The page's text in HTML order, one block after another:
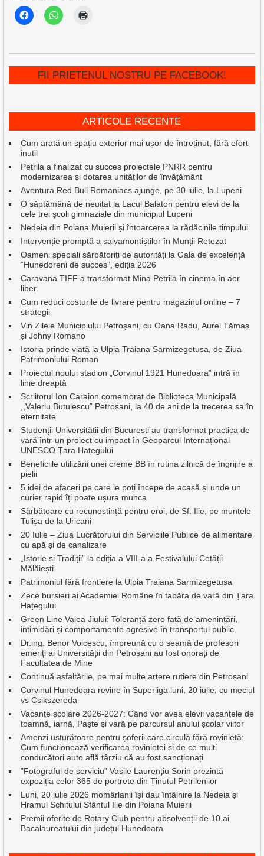
FII PRIETENUL NOSTRU PE FACEBOOK!
ARTICOLE RECENTE
Cum arată un spațiu exterior mai ușor de întreținut, fără efort
inutil
Petrila a finalizat cu succes proiectele PNRR pentru
modernizarea și dotarea unităților de învățământ
Aventura Red Bull Romaniacs ajunge, pe 30 iulie, la Lupeni
O săptămână de neuitat la Lacul Balaton pentru elevi de la
cele trei școli gimnaziale din municipiul Lupeni
Nedeia din Poiana Muierii și întoarcerea la rădăcinile timpului
Intervenție promptă a salvamontiștilor în Munții Retezat
Oameni speciali sărbătoriți de autorități la Gala de excelenţă
”Hunedoreni de succes”, ediția 2026
Caravana TIFF a transformat Mina Petrila în cinema în aer
liber.
Cum reduci costurile de livrare pentru magazinul online – 7
strategii
Vin Zilele Municipiului Petroșani, cu Oana Radu, Aurel Tămaș
și Johny Romano
Istoria prinde viață la Ulpia Traiana Sarmizegetusa, de Ziua
Patrimoniului Roman
Proiectul noului stadion „Corvinul 1921 Hunedoara” intră în
linie dreaptă
Scriitorul Ion Caraion comemorat de Biblioteca Municipală
,,Valeriu Butulescu” Petroșani, la 40 de ani de la trecerea sa în
eternitate
Studenții Universității din București au transformat practica de
vară într-un proiect cu impact în Geoparcul Internațional
UNESCO Țara Hațegului
Beneficiile utilizării unei creme BB în rutina zilnică de îngrijire a
pielii
5 idei de afaceri pe care le poți începe de acasă și unde un
curier rapid îți poate ușura munca
Sărbătoare cu recunoștință pentru eroi, de Sf. Ilie, pe muntele
Tulișa de la Uricani
20 Iulie – Ziua Lucrătorului din Serviciile Publice de alimentare
cu apă și de canalizare
„Istorie și Tradiții” la ediția a VIII-a a Festivalului Cetății
Mălăiești
Patrimoniul fără frontiere la Ulpia Traiana Sarmizegetusa
Zece bursieri ai Academiei Române în tabăra de vară din Țara
Hațegului
Green Line Valea Jiului: Toleranță zero față de amenințări,
intimidări și comportamente agresive în transportul public
Dr.ing. Benor Voicescu, împreună cu o seamă de profesori
emeriți ai Universității din Petroșani au fost onorați de
Facultatea de Mine
Continuă asfaltările, pe mai multe artere rutiere din Petroșani
Corvinul Hunedoara revine în Superliga luni, 20 iulie, cu meciul
vs Csikszereda
Vacanțe școlare 2026-2027: Când vor avea elevii vacanțele de
toamnă, iarnă, Paște și vară pe parcursul anului școlar viitor
Amenzi usturătoare pentru șoferii care circulă fără rovinietă:
Cum funcționează verificarea rovinietei și de ce mulți
conducători auto află târziu că au fost sancționați
”Fotograful de serviciu” Vasile Laurențiu Sorin prezintă
expoziția celor 365 de portrete din Ținutul Petrilenilor
Luni, 20 iulie 2026 momârlanii își dau întâlnire la Nedeia și
Hramul Schitului Sfântul Ilie din Poiana Muierii
Premii oferite de Rotary Club pentru absolvenții de 10 ai
Bacalaureatului din județul Hunedoara